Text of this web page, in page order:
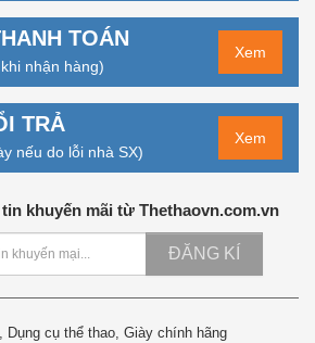
TOÁN
nhận hàng)
Xem
TRẢ
nếu do lỗi nhà SX)
Xem
khuyến mãi từ Thethaovn.com.vn
ĐĂNG KÍ
Dụng cụ thể thao, Giày chính hãng